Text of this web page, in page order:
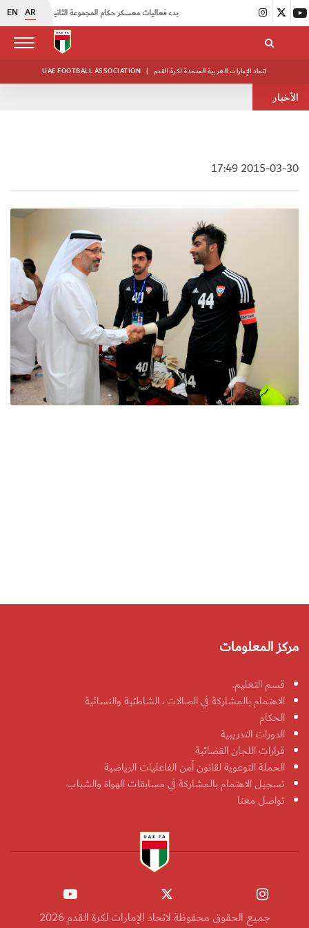
EN AR |
UAE FOOTBALL ASSOCIATION | اتحاد الإمارات العربية المتحدة لكرة القدم
الأخبار
2015-03-30 17:49
مركز المعلومات
قسم التعليم.
الاهتمام بالمشاركة في الصالات ، الشاطئية والنسائية
الحكام
الدورات التدريبية
قرارات اللجان القضائية
الحملة التوعوية لقانون أمن الفاعليات الرياضية
تسجيل الاهتمام بالمشاركة في مسابقات الهواة والشباب
تواصل معنا
جميع الحقوق محفوظة لاتحاد الإمارات لكرة القدم 2026